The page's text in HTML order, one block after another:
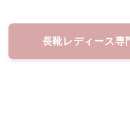
長靴レディース専